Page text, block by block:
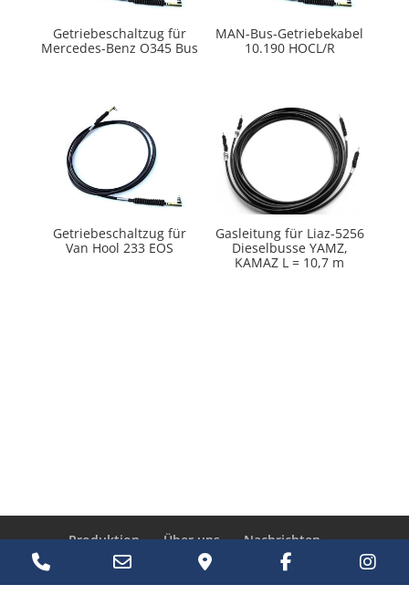
Getriebeschaltzug für
Mercedes-Benz O345 Bus
MAN-Bus-Getriebekabel
10.190 HOCL/R
Getriebeschaltzug für
Van Hool 233 EOS
Gasleitung für Liaz-5256
Dieselbusse YAMZ,
KAMAZ L = 10,7 m
Produktion Über uns
Nachrichten
Products
search
Facebook